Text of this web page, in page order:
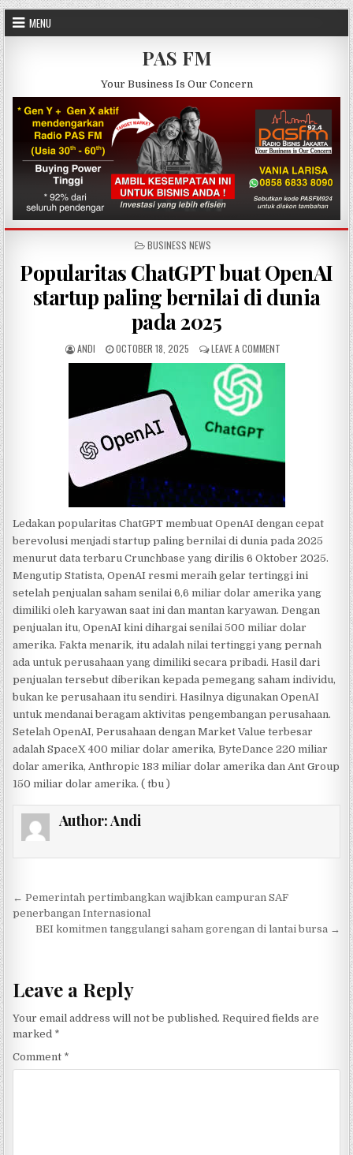
Skip to content
MENU
PAS FM
Your Business Is Our Concern
POSTED IN
BUSINESS NEWS
Popularitas ChatGPT buat OpenAI
startup paling bernilai di dunia
pada 2025
AUTHOR:
ANDI PUBLISHED DATE:
OCTOBER 18, 2025 LEAVE A COMMENTON POPULARITAS
Ledakan popularitas ChatGPT membuat OpenAI dengan cepat
berevolusi menjadi startup paling bernilai di dunia pada 2025
menurut data terbaru Crunchbase yang dirilis 6 Oktober 2025.
Mengutip Statista, OpenAI resmi meraih gelar tertinggi ini
setelah penjualan saham senilai 6,6 miliar dolar amerika yang
dimiliki oleh karyawan saat ini dan mantan karyawan. Dengan
penjualan itu, OpenAI kini dihargai senilai 500 miliar dolar
amerika. Fakta menarik, itu adalah nilai tertinggi yang pernah
ada untuk perusahaan yang dimiliki secara pribadi. Hasil dari
penjualan tersebut diberikan kepada pemegang saham individu,
bukan ke perusahaan itu sendiri. Hasilnya digunakan OpenAI
untuk mendanai beragam aktivitas pengembangan perusahaan.
Setelah OpenAI, Perusahaan dengan Market Value terbesar
adalah SpaceX 400 miliar dolar amerika, ByteDance 220 miliar
dolar amerika, Anthropic 183 miliar dolar amerika dan Ant Group
150 miliar dolar amerika. ( tbu )
Author:Andi
Post navigation
← Pemerintah pertimbangkan wajibkan campuran SAF
penerbangan Internasional
BEI komitmen tanggulangi saham gorengan di lantai bursa →
Leave a Reply
Your email address will not be published. Required fields are
marked *
Comment *